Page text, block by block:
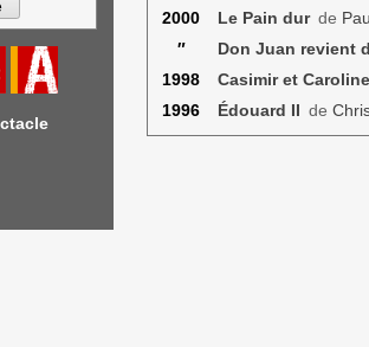
2000
Le Pain durde
″
Don Juan revient
1998
Casimir et Caroline
1996
Édouard II de